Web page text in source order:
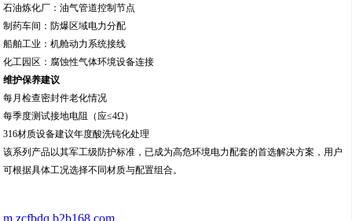
防护等级：IP66（完全防尘+强力喷水防护）
适用温度：-40℃~+80℃
功能配置
标准配置：进出线口（可定制G1/2"-G3"螺纹）、接地端子、内部安装导轨
扩展功能：可选配防雨罩、声光报警器、温度控制系统等
结构形式：圆形/方形可选，落地式或壁挂式安装
典型应用场景
石油炼化厂：油气管道控制节点
制药车间：防爆区域电力分配
化工园区：腐蚀性气体环境设备连接